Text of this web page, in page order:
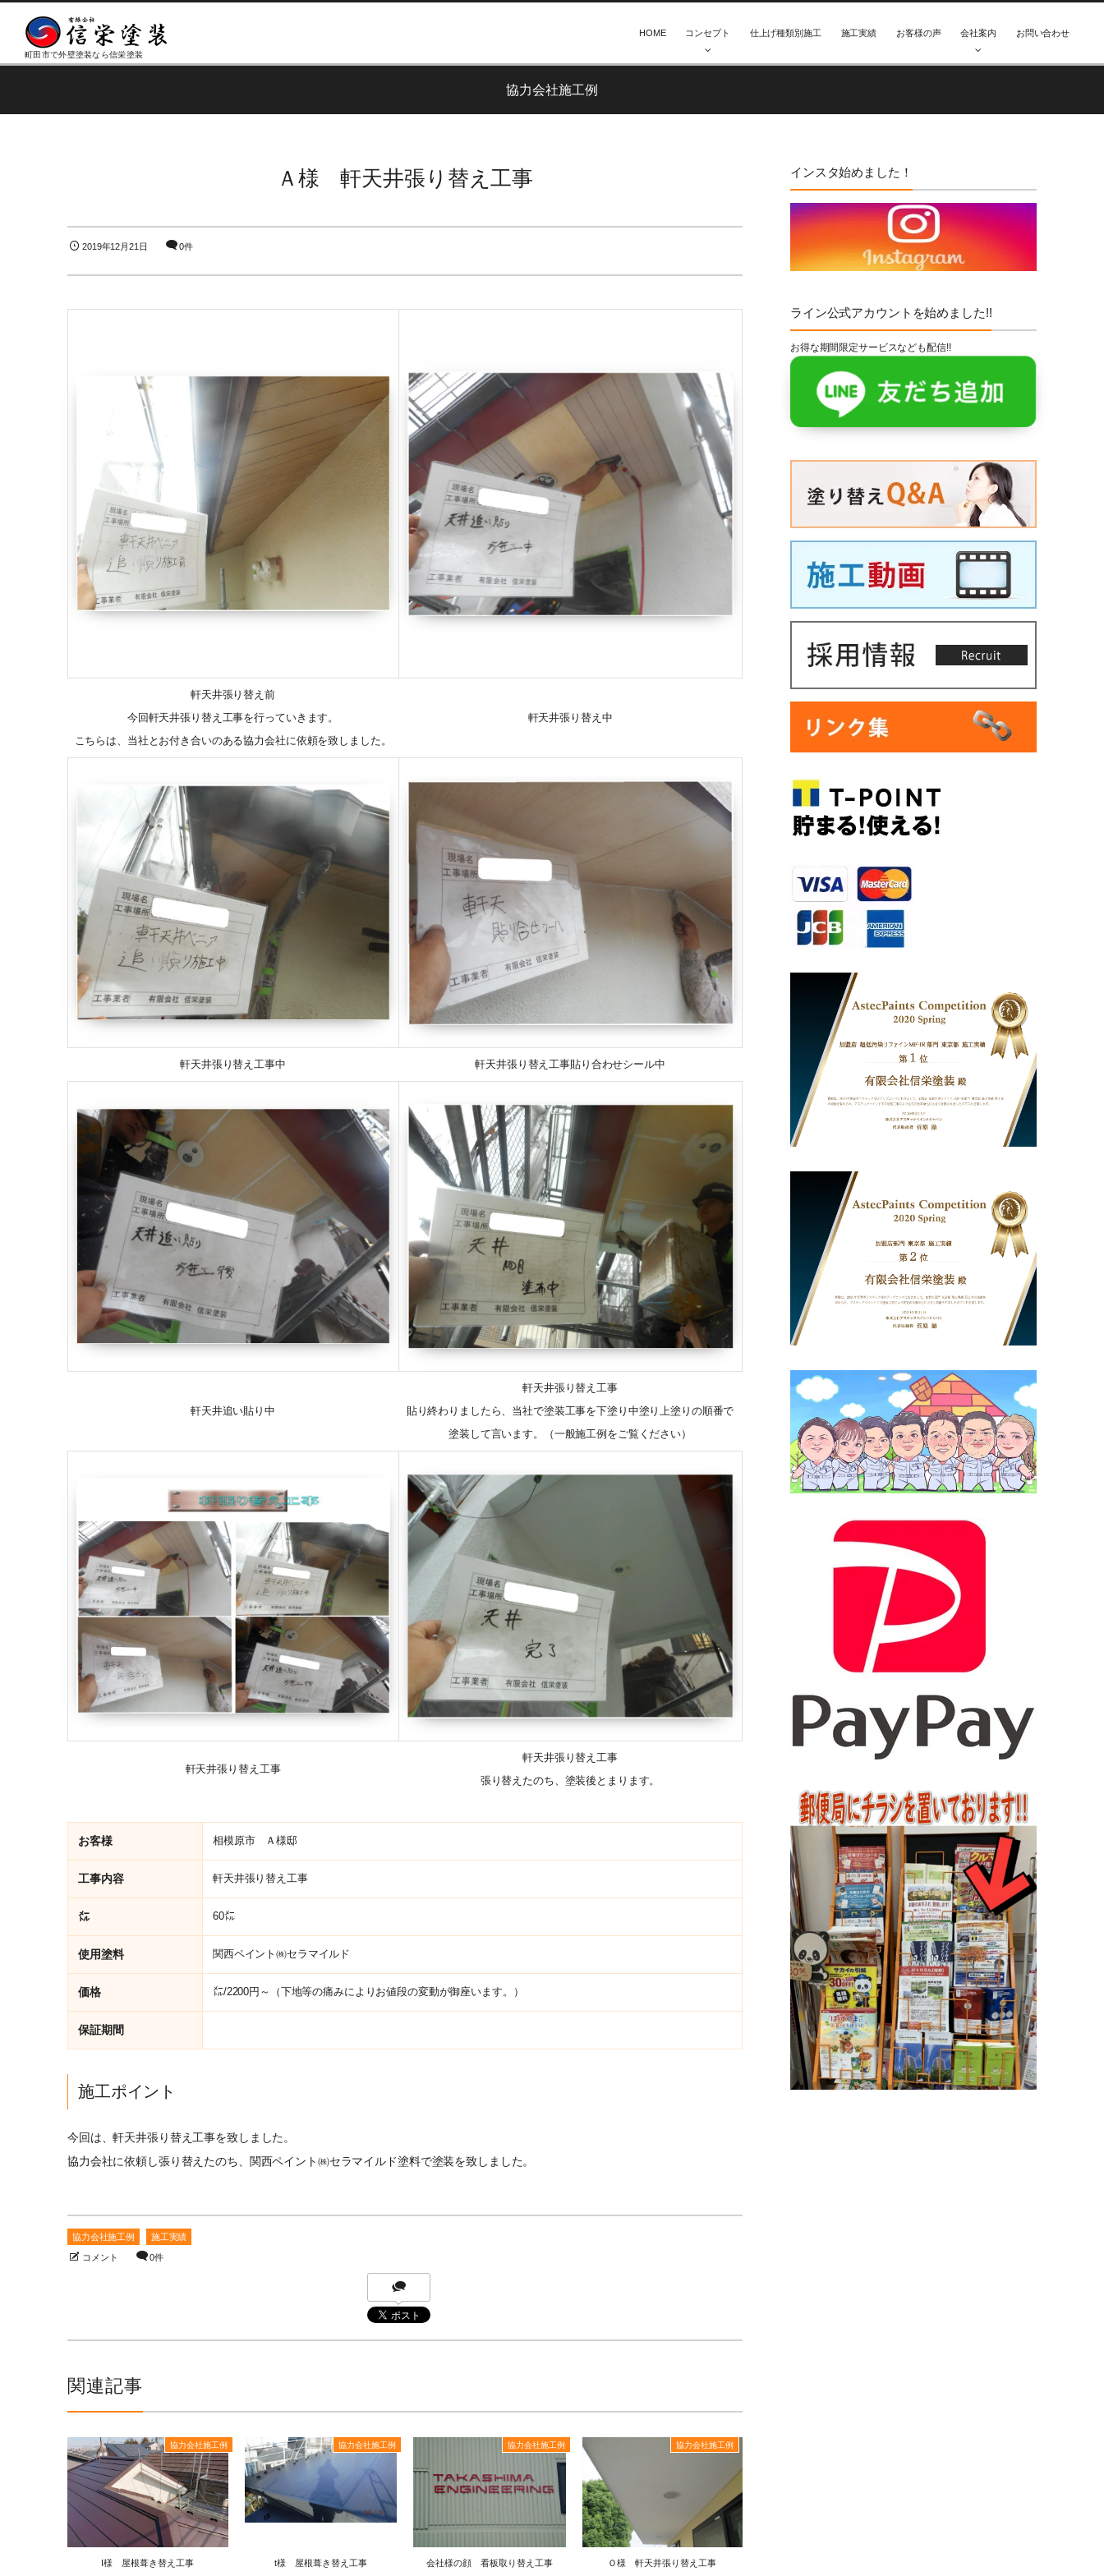
町田市で外壁塗装なら信栄塗装
HOME コンセプト 仕上げ種類別施工 施工実績 お客様の声 会社案内 お問い合わせ
協力会社施工例
Ａ様 軒天井張り替え工事
2019年12月21日 0件
軒天井張り替え前
今回軒天井張り替え工事を行っていきます。
こちらは、当社とお付き合いのある協力会社に依頼を致しました。
軒天井張り替え中
軒天井張り替え工事中 軒天井張り替え工事貼り合わせシール中
軒天井追い貼り中
軒天井張り替え工事
貼り終わりましたら、当社で塗装工事を下塗り中塗り上塗りの順番で
塗装して言います。（一般施工例をご覧ください）
軒天井張り替え工事
軒天井張り替え工事
張り替えたのち、塗装後とまります。
お客様 相模原市 Ａ様邸
工事内容 軒天井張り替え工事
㍍ 60㍍
使用塗料 関西ペイント㈱セラマイルド
価格 ㍍/2200円～（下地等の痛みによりお値段の変動が御座います。）
保証期間
施工ポイント
今回は、軒天井張り替え工事を致しました。
協力会社に依頼し張り替えたのち、関西ペイント㈱セラマイルド塗料で塗装を致しました。
協力会社施工例 施工実績
コメント 0件
関連記事
協力会社施工例
I様 屋根葺き替え工事
協力会社施工例
t様 屋根葺き替え工事
協力会社施工例
会社様の顔 看板取り替え工事
協力会社施工例
Ｏ様 軒天井張り替え工事
インスタ始めました！
ライン公式アカウントを始めました!!
お得な期間限定サービスなども配信!!